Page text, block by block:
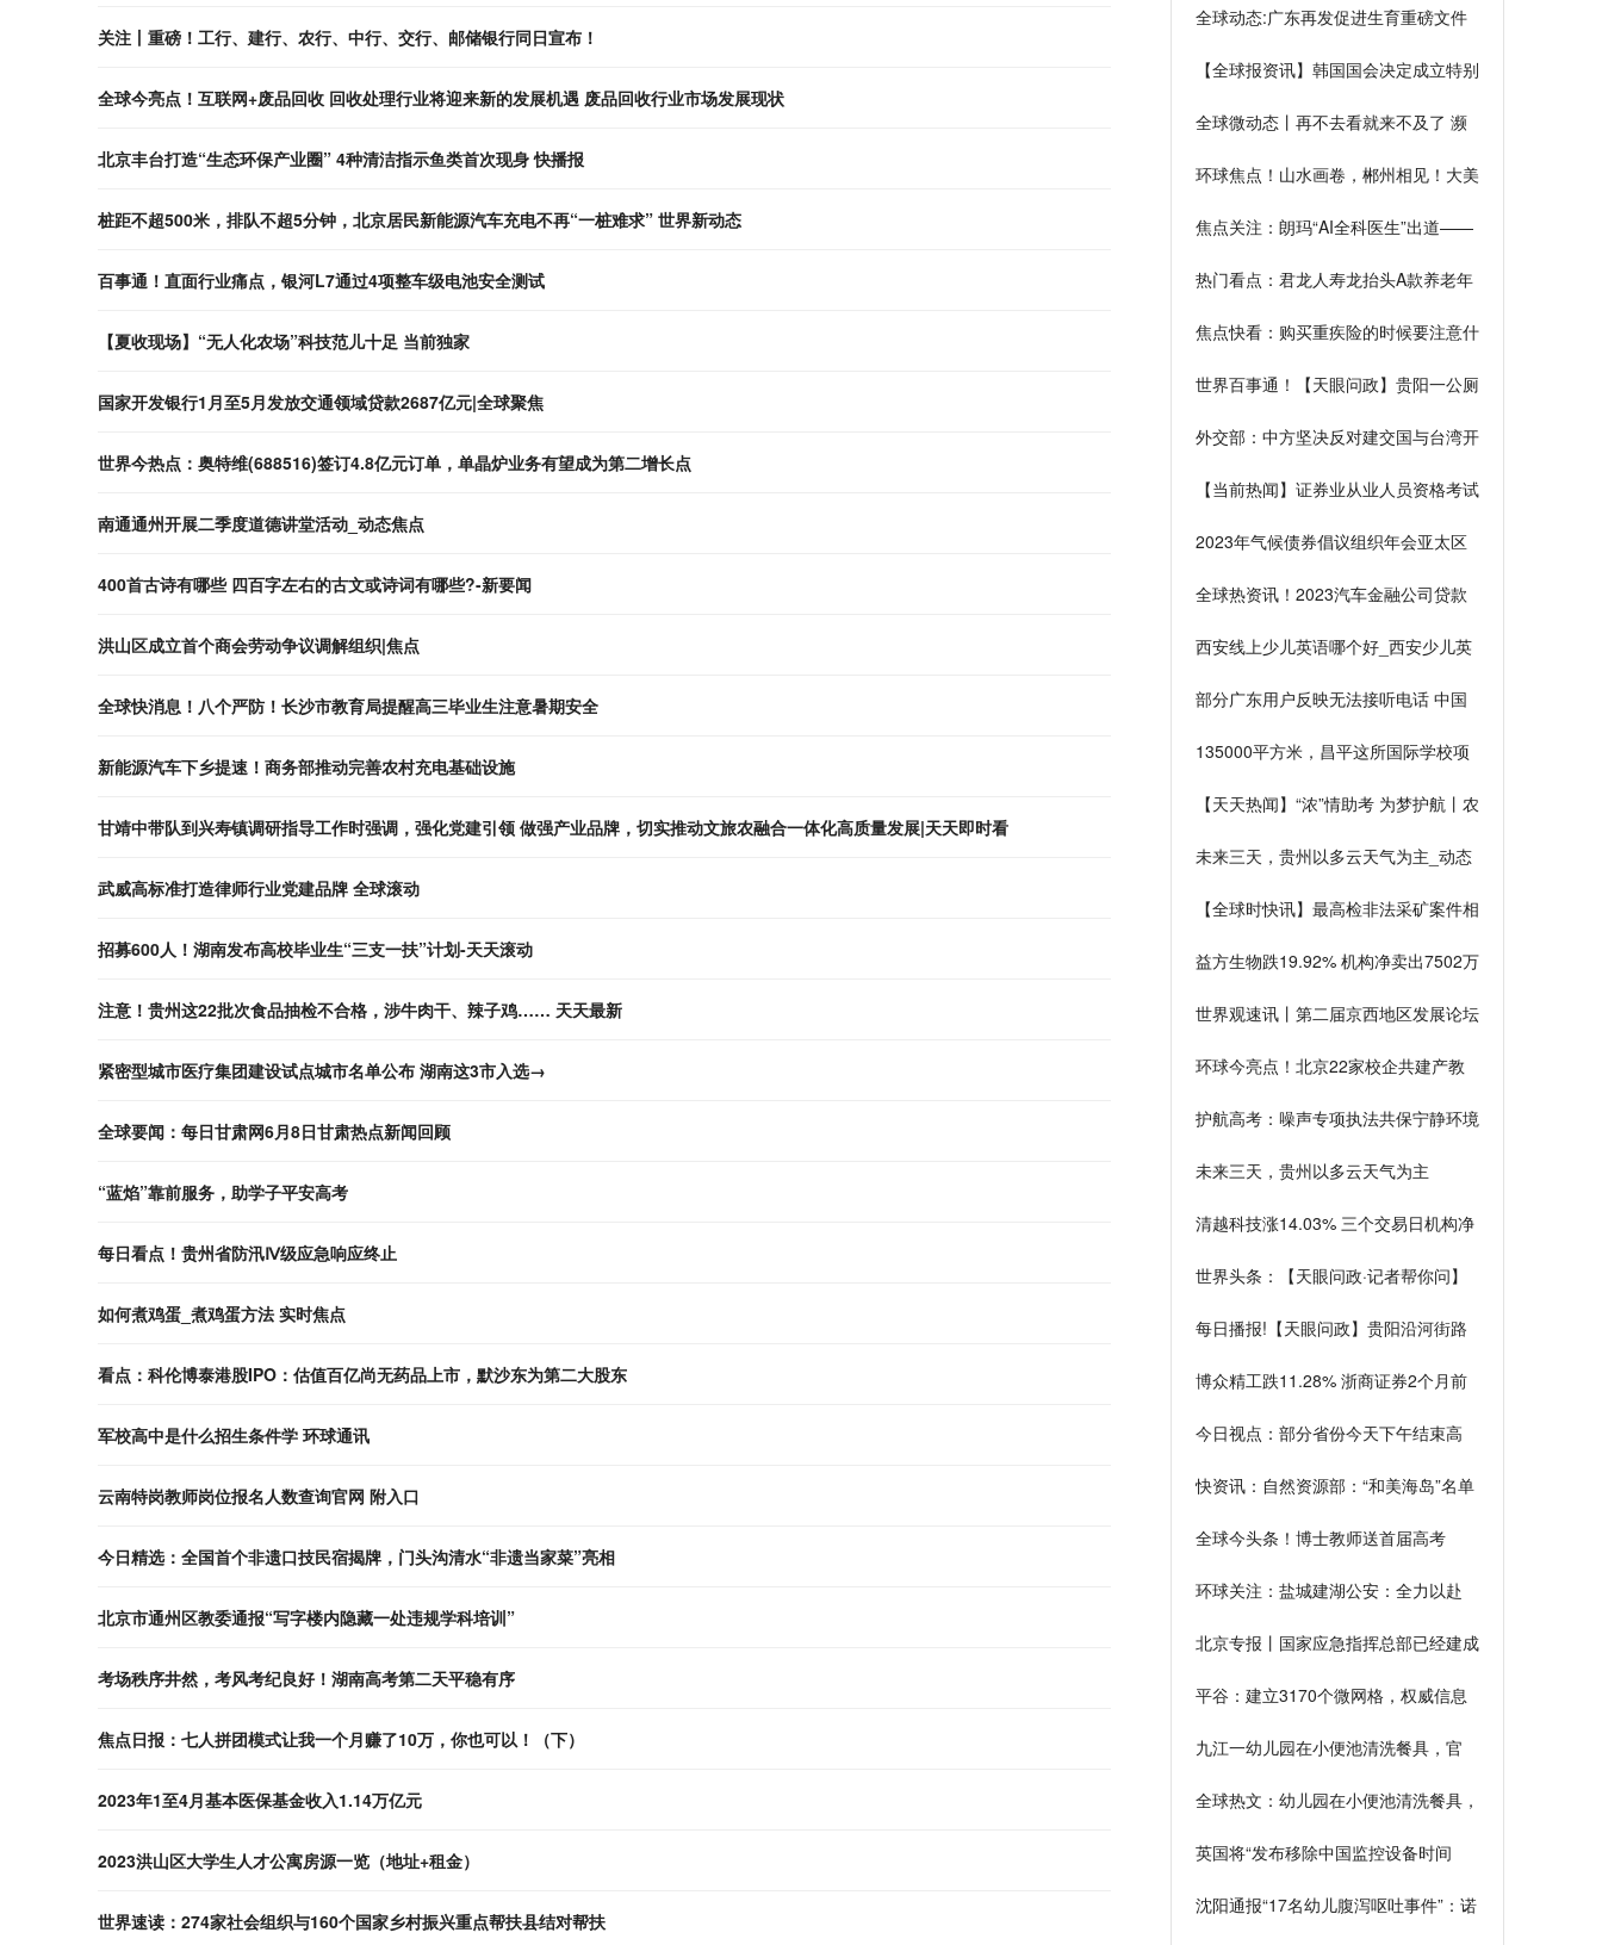
关注丨重磅！工行、建行、农行、中行、交行、邮储银行同日宣布！
全球今亮点！互联网+废品回收 回收处理行业将迎来新的发展机遇 废品回收行业市场发展现状
北京丰台打造“生态环保产业圈” 4种清洁指示鱼类首次现身 快播报
桩距不超500米，排队不超5分钟，北京居民新能源汽车充电不再“一桩难求” 世界新动态
百事通！直面行业痛点，银河L7通过4项整车级电池安全测试
【夏收现场】“无人化农场”科技范儿十足 当前独家
国家开发银行1月至5月发放交通领域贷款2687亿元|全球聚焦
世界今热点：奥特维(688516)签订4.8亿元订单，单晶炉业务有望成为第二增长点
南通通州开展二季度道德讲堂活动_动态焦点
400首古诗有哪些 四百字左右的古文或诗词有哪些?-新要闻
洪山区成立首个商会劳动争议调解组织|焦点
全球快消息！八个严防！长沙市教育局提醒高三毕业生注意暑期安全
新能源汽车下乡提速！商务部推动完善农村充电基础设施
甘靖中带队到兴寿镇调研指导工作时强调，强化党建引领 做强产业品牌，切实推动文旅农融合一体化高质量发展|天天即时看
武威高标准打造律师行业党建品牌 全球滚动
招募600人！湖南发布高校毕业生“三支一扶”计划-天天滚动
注意！贵州这22批次食品抽检不合格，涉牛肉干、辣子鸡…… 天天最新
紧密型城市医疗集团建设试点城市名单公布 湖南这3市入选→
全球要闻：每日甘肃网6月8日甘肃热点新闻回顾
“蓝焰”靠前服务，助学子平安高考
每日看点！贵州省防汛Ⅳ级应急响应终止
如何煮鸡蛋_煮鸡蛋方法 实时焦点
看点：科伦博泰港股IPO：估值百亿尚无药品上市，默沙东为第二大股东
军校高中是什么招生条件学 环球通讯
云南特岗教师岗位报名人数查询官网 附入口
今日精选：全国首个非遗口技民宿揭牌，门头沟清水“非遗当家菜”亮相
北京市通州区教委通报“写字楼内隐藏一处违规学科培训”
考场秩序井然，考风考纪良好！湖南高考第二天平稳有序
焦点日报：七人拼团模式让我一个月赚了10万，你也可以！（下）
2023年1至4月基本医保基金收入1.14万亿元
2023洪山区大学生人才公寓房源一览（地址+租金）
世界速读：274家社会组织与160个国家乡村振兴重点帮扶县结对帮扶
全球动态:广东再发促进生育重磅文件
继续扩大
【全球报资讯】韩国国会决定成立特别
等问题
全球微动态丨再不去看就来不及了 濒
环球焦点！山水画卷，郴州相见！大美
焦点关注：朗玛“AI全科医生”出道——
热门看点：君龙人寿龙抬头A款养老年
和产品收益来看
焦点快看：购买重疾险的时候要注意什
世界百事通！【天眼问政】贵阳一公厕
外交部：中方坚决反对建交国与台湾开
【当前热闻】证券业从业人员资格考试
2023年气候债券倡议组织年会亚太区
全球热资讯！2023汽车金融公司贷款
西安线上少儿英语哪个好_西安少儿英
部分广东用户反映无法接听电话 中国
135000平方米，昌平这所国际学校项
【天天热闻】“浓”情助考 为梦护航丨农
未来三天，贵州以多云天气为主_动态
【全球时快讯】最高检非法采矿案件相
益方生物跌19.92% 机构净卖出7502万
世界观速讯丨第二届京西地区发展论坛
环球今亮点！北京22家校企共建产教
护航高考：噪声专项执法共保宁静环境
未来三天，贵州以多云天气为主
清越科技涨14.03% 三个交易日机构净
世界头条：【天眼问政·记者帮你问】
吗？
每日播报!【天眼问政】贵阳沿河街路
博众精工跌11.28% 浙商证券2个月前
今日视点：部分省份今天下午结束高
快资讯：自然资源部：“和美海岛”名单
全球今头条！博士教师送首届高考
大考”
环球关注：盐城建湖公安：全力以赴
北京专报丨国家应急指挥总部已经建成
平谷：建立3170个微网格，权威信息
九江一幼儿园在小便池清洗餐具，官
全球热文：幼儿园在小便池清洗餐具，
英国将“发布移除中国监控设备时间
沈阳通报“17名幼儿腹泻呕吐事件”：诺